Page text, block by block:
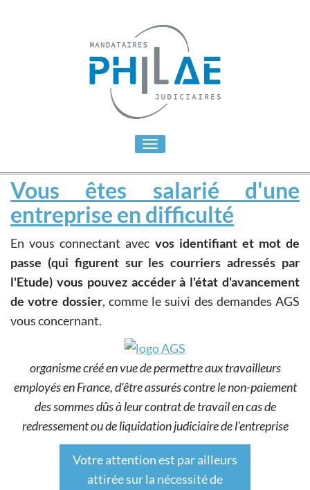
Toggle
Vous êtes salarié d'une
entreprise en difficulté
En vous connectant avec vos identifiant et mot de
passe (qui figurent sur les courriers adressés par
l'Etude) vous pouvez accéder à l'état d'avancement
de votre dossier, comme le suivi des demandes AGS
vous concernant.
organisme créé en vue de permettre aux travailleurs
employés en France, d'être assurés contre le non-paiement
des sommes dûs à leur contrat de travail en cas de
redressement ou de liquidation judiciaire de l'entreprise
Votre attention est par ailleurs
attirée sur la nécessité de